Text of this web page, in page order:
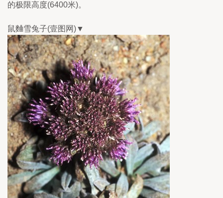
的极限高度(6400米)。
鼠麯雪兔子(壹图网)▼